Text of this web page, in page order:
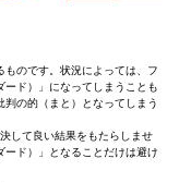
のです。状況によっては、フ
ード）」になってしまうことも
の的（まと）となってしまう
して良い結果をもたらしませ
ード）」となることだけは避け